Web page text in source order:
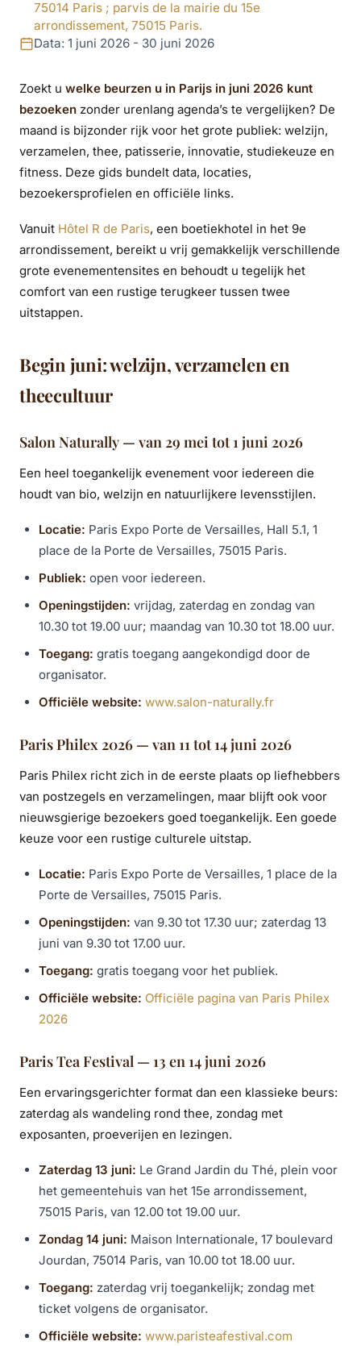
75014 Paris ; parvis de la mairie du 15e
arrondissement, 75015 Paris.
Data: 1 juni 2026 - 30 juni 2026
Zoekt u welke beurzen u in Parijs in juni 2026 kunt
bezoeken zonder urenlang agenda’s te vergelijken? De
maand is bijzonder rijk voor het grote publiek: welzijn,
verzamelen, thee, patisserie, innovatie, studiekeuze en
fitness. Deze gids bundelt data, locaties,
bezoekersprofielen en officiële links.
Vanuit Hôtel R de Paris, een boetiekhotel in het 9e
arrondissement, bereikt u vrij gemakkelijk verschillende
grote evenementensites en behoudt u tegelijk het
comfort van een rustige terugkeer tussen twee
uitstappen.
Begin juni: welzijn, verzamelen en
theecultuur
Salon Naturally — van 29 mei tot 1 juni 2026
Een heel toegankelijk evenement voor iedereen die
houdt van bio, welzijn en natuurlijkere levensstijlen.
Locatie: Paris Expo Porte de Versailles, Hall 5.1, 1
place de la Porte de Versailles, 75015 Paris.
Publiek: open voor iedereen.
Openingstijden: vrijdag, zaterdag en zondag van
10.30 tot 19.00 uur; maandag van 10.30 tot 18.00 uur.
Toegang: gratis toegang aangekondigd door de
organisator.
Officiële website: www.salon-naturally.fr
Paris Philex 2026 — van 11 tot 14 juni 2026
Paris Philex richt zich in de eerste plaats op liefhebbers
van postzegels en verzamelingen, maar blijft ook voor
nieuwsgierige bezoekers goed toegankelijk. Een goede
keuze voor een rustige culturele uitstap.
Locatie: Paris Expo Porte de Versailles, 1 place de la
Porte de Versailles, 75015 Paris.
Openingstijden: van 9.30 tot 17.30 uur; zaterdag 13
juni van 9.30 tot 17.00 uur.
Toegang: gratis toegang voor het publiek.
Officiële website: Officiële pagina van Paris Philex
2026
Paris Tea Festival — 13 en 14 juni 2026
Een ervaringsgerichter format dan een klassieke beurs:
zaterdag als wandeling rond thee, zondag met
exposanten, proeverijen en lezingen.
Zaterdag 13 juni: Le Grand Jardin du Thé, plein voor
het gemeentehuis van het 15e arrondissement,
75015 Paris, van 12.00 tot 19.00 uur.
Zondag 14 juni: Maison Internationale, 17 boulevard
Jourdan, 75014 Paris, van 10.00 tot 18.00 uur.
Toegang: zaterdag vrij toegankelijk; zondag met
ticket volgens de organisator.
Officiële website: www.paristeafestival.com